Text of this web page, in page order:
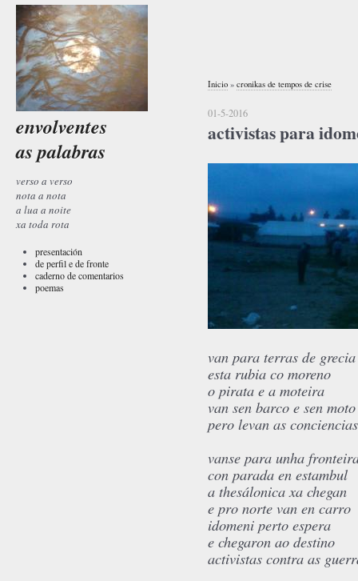
envolventes
as palabras
verso a verso
nota a nota
a lua a noite
xa toda rota
presentación
de perfil e de fronte
caderno de comentarios
poemas
Inicio » cronikas de tempos de crise
01-5-2016
activistas para
van para terras de grecia
esta rubia co moreno
o pirata e a moteira
van sen barco e sen moto
pero levan as conciencias
vanse para unha
con parada en estambul
a thesálonica xa chegan
e pro norte van en carro
idomeni perto espera
e chegaron ao destino
activistas contra as